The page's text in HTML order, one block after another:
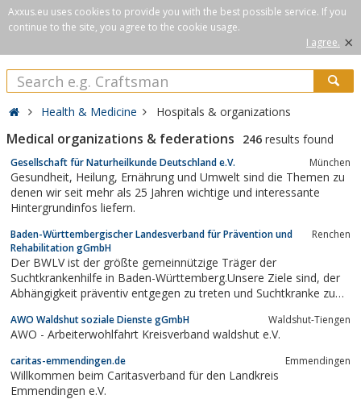
Axxus.eu uses cookies to provide you with the best possible service. If you
continue to the site, you agree to the cookie usage.
I agree. ×
Health & Medicine Hospitals & organizations
Medical organizations & federations 246 results found
Gesellschaft für Naturheilkunde Deutschland e.V. München
Gesundheit, Heilung, Ernährung und Umwelt sind die Themen zu
denen wir seit mehr als 25 Jahren wichtige und interessante
Hintergrundinfos liefern.
Baden-Württembergischer Landesverband für Prävention und
Rehabilitation gGmbH
Renchen
Der BWLV ist der größte gemeinnützige Träger der
Suchtkrankenhilfe in Baden-Württemberg.Unsere Ziele sind, der
Abhängigkeit präventiv entgegen zu treten und Suchtkranke zu
AWO Waldshut soziale Dienste gGmbH Waldshut-Tiengen
AWO - Arbeiterwohlfahrt Kreisverband waldshut e.V.
caritas-emmendingen.de Emmendingen
Willkommen beim Caritasverband für den Landkreis
Emmendingen e.V.